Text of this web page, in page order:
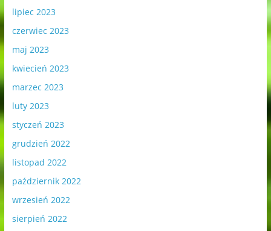
lipiec 2023
czerwiec 2023
maj 2023
kwiecień 2023
marzec 2023
luty 2023
styczeń 2023
grudzień 2022
listopad 2022
październik 2022
wrzesień 2022
sierpień 2022